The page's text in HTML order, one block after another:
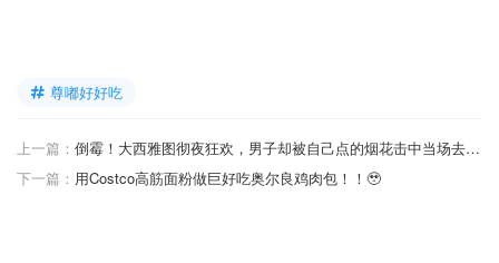
尊嘟好好吃
上一篇：
倒霉！大西雅图彻夜狂欢，男子却被自己点的烟花击中当场去世...
下一篇： 用Costco高筋面粉做巨好吃奥尔良鸡肉包！！🥹